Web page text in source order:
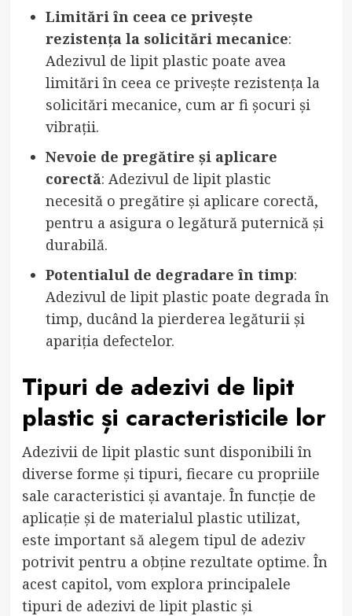
Limitări în ceea ce privește
rezistența la solicitări mecanice:
Adezivul de lipit plastic poate avea
limitări în ceea ce privește rezistența la
solicitări mecanice, cum ar fi șocuri și
vibrații.
Nevoie de pregătire și aplicare
corectă: Adezivul de lipit plastic
necesită o pregătire și aplicare corectă,
pentru a asigura o legătură puternică și
durabilă.
Potentialul de degradare în timp:
Adezivul de lipit plastic poate degrada în
timp, ducând la pierderea legăturii și
apariția defectelor.
Tipuri de adezivi de lipit
plastic și caracteristicile lor
Adezivii de lipit plastic sunt disponibili în
diverse forme și tipuri, fiecare cu propriile
sale caracteristici și avantaje. În funcție de
aplicație și de materialul plastic utilizat,
este important să alegem tipul de adeziv
potrivit pentru a obține rezultate optime. În
acest capitol, vom explora principalele
tipuri de adezivi de lipit plastic și